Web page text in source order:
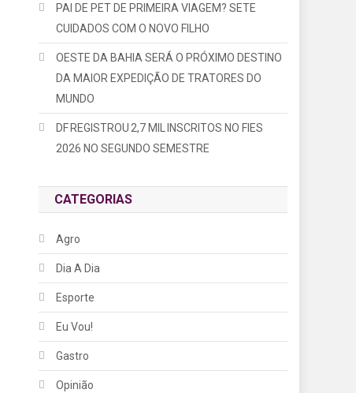
PAI DE PET DE PRIMEIRA VIAGEM? SETE
CUIDADOS COM O NOVO FILHO
OESTE DA BAHIA SERÁ O PRÓXIMO DESTINO
DA MAIOR EXPEDIÇÃO DE TRATORES DO
MUNDO
DF REGISTROU 2,7 MIL INSCRITOS NO FIES
2026 NO SEGUNDO SEMESTRE
CATEGORIAS
Agro
Dia A Dia
Esporte
Eu Vou!
Gastro
Opinião